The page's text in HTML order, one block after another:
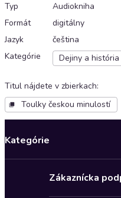
Typ
Audiokniha
Formát
digitálny
Jazyk
čeština
Kategórie
Dejiny a história
Titul nájdete v zbierkach:
Toulky českou minulostí
Kategórie
Zákaznícka